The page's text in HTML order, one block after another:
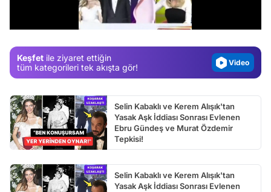
Keşfet ile ziyaret ettiğin
tüm kategorileri tek akışta gör!
Video
Selin Kabaklı ve Kerem Alışık'tan
Yasak Aşk İddiası Sonrası Evlenen
Ebru Gündeş ve Murat Özdemir
Tepkisi!
Selin Kabaklı ve Kerem Alışık'tan
Yasak Aşk İddiası Sonrası Evlenen